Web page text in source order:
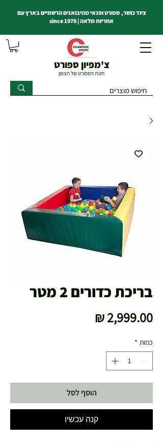
צ'מפיון ספורט
חנות הספורט של הצפון
ציוד כושר, ספורט ופנאי מהיבואנים הרשמיים בארץ עם
אחריות מלאה | since 1978
בריכת כדורים 2 מטר
כמות *
הוסף לסל
קנה עכשיו